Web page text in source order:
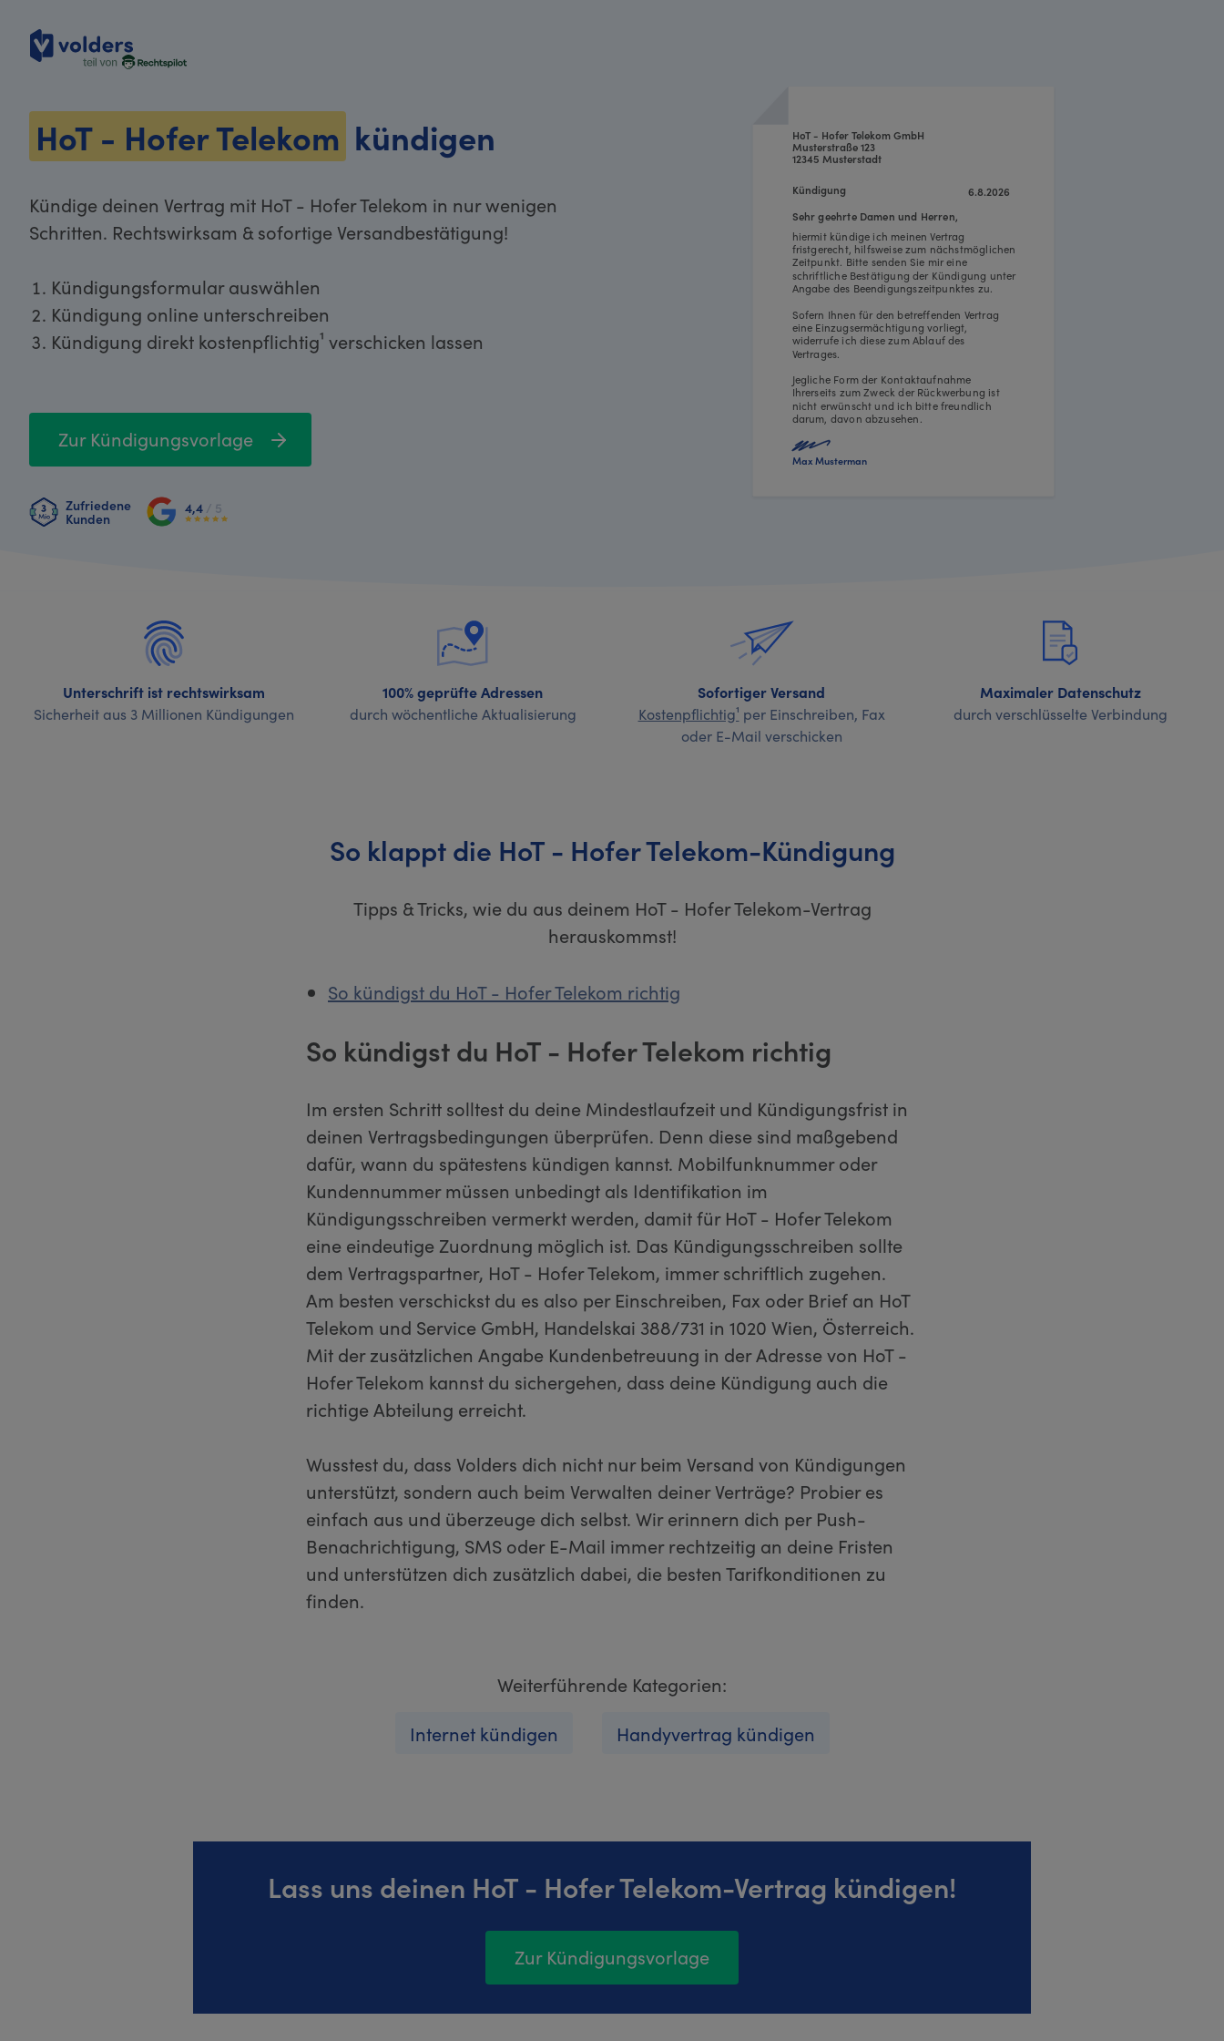
HoT - Hofer Telekom kündigen
Kündige deinen Vertrag mit HoT - Hofer Telekom in nur wenigen
Schritten. Rechtswirksam & sofortige Versandbestätigung!
Kündigungsformular auswählen
Kündigung online unterschreiben
Kündigung direkt kostenpflichtig¹ verschicken lassen
Zur Kündigungsvorlage
Zufriedene
Kunden
4,4 / 5
6.8.2026
HoT - Hofer Telekom GmbH
Musterstraße 123
12345 Musterstadt
hiermit kündige ich meinen Vertrag
fristgerecht, hilfsweise zum nächstmöglichen
Zeitpunkt. Bitte senden Sie mir eine
schriftliche Bestätigung der Kündigung unter
Angabe des Beendigungszeitpunktes zu.
Sofern Ihnen für den betreffenden Vertrag
eine Einzugsermächtigung vorliegt,
widerrufe ich diese zum Ablauf des
Vertrages.
Jegliche Form der Kontaktaufnahme
Ihrerseits zum Zweck der Rückwerbung ist
nicht erwünscht und ich bitte freundlich
darum, davon abzusehen.
Sehr geehrte Damen und Herren,
Kündigung
Max Musterman
Unterschrift ist rechtswirksam
Sicherheit aus 3 Millionen Kündigungen
100% geprüfte Adressen
durch wöchentliche Aktualisierung
Sofortiger Versand
Kostenpflichtig¹ per Einschreiben, Fax
oder E-Mail verschicken
Maximaler Datenschutz
durch verschlüsselte Verbindung
So klappt die HoT - Hofer Telekom-Kündigung
Tipps & Tricks, wie du aus deinem HoT - Hofer Telekom-Vertrag
herauskommst!
So kündigst du HoT - Hofer Telekom richtig
So kündigst du HoT - Hofer Telekom richtig
Im ersten Schritt solltest du deine Mindestlaufzeit und Kündigungsfrist in
deinen Vertragsbedingungen überprüfen. Denn diese sind maßgebend
dafür, wann du spätestens kündigen kannst. Mobilfunknummer oder
Kundennummer müssen unbedingt als Identifikation im
Kündigungsschreiben vermerkt werden, damit für HoT - Hofer Telekom
eine eindeutige Zuordnung möglich ist. Das Kündigungsschreiben sollte
dem Vertragspartner, HoT - Hofer Telekom, immer schriftlich zugehen.
Am besten verschickst du es also per Einschreiben, Fax oder Brief an HoT
Telekom und Service GmbH, Handelskai 388/731 in 1020 Wien, Österreich.
Mit der zusätzlichen Angabe Kundenbetreuung in der Adresse von HoT -
Hofer Telekom kannst du sichergehen, dass deine Kündigung auch die
richtige Abteilung erreicht.
Wusstest du, dass Volders dich nicht nur beim Versand von Kündigungen
unterstützt, sondern auch beim Verwalten deiner Verträge? Probier es
einfach aus und überzeuge dich selbst. Wir erinnern dich per Push-
Benachrichtigung, SMS oder E-Mail immer rechtzeitig an deine Fristen
und unterstützen dich zusätzlich dabei, die besten Tarifkonditionen zu
finden.
Weiterführende Kategorien:
Internet kündigen
Handyvertrag kündigen
Lass uns deinen HoT - Hofer Telekom-Vertrag kündigen!
Zur Kündigungsvorlage